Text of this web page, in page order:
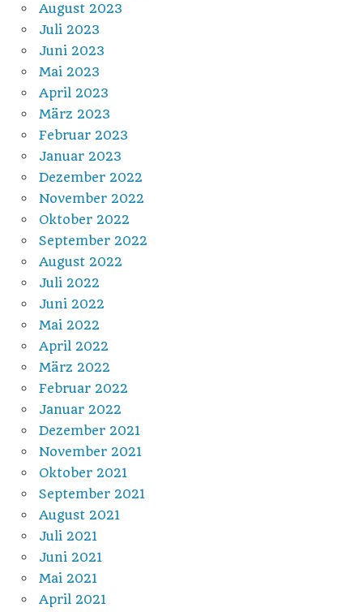
August 2023
Juli 2023
Juni 2023
Mai 2023
April 2023
März 2023
Februar 2023
Januar 2023
Dezember 2022
November 2022
Oktober 2022
September 2022
August 2022
Juli 2022
Juni 2022
Mai 2022
April 2022
März 2022
Februar 2022
Januar 2022
Dezember 2021
November 2021
Oktober 2021
September 2021
August 2021
Juli 2021
Juni 2021
Mai 2021
April 2021